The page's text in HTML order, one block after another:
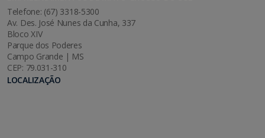
Telefone: (67) 3318-5300
Av. Des. José Nunes da Cunha, 337
Bloco XIV
Parque dos Poderes
Campo Grande | MS
CEP: 79.031-310
LOCALIZAÇÃO